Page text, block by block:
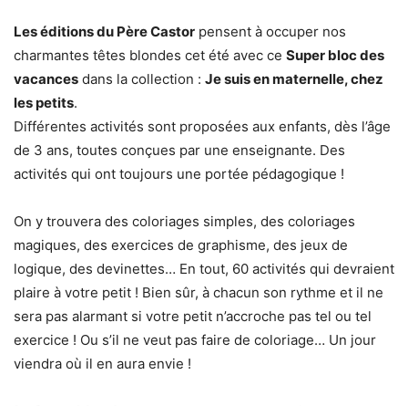
Les éditions du Père Castor pensent à occuper nos
charmantes têtes blondes cet été avec ce Super bloc des
vacances dans la collection : Je suis en maternelle, chez
les petits.
Différentes activités sont proposées aux enfants, dès l’âge
de 3 ans, toutes conçues par une enseignante. Des
activités qui ont toujours une portée pédagogique !
On y trouvera des coloriages simples, des coloriages
magiques, des exercices de graphisme, des jeux de
logique, des devinettes… En tout, 60 activités qui devraient
plaire à votre petit ! Bien sûr, à chacun son rythme et il ne
sera pas alarmant si votre petit n’accroche pas tel ou tel
exercice ! Ou s’il ne veut pas faire de coloriage… Un jour
viendra où il en aura envie !